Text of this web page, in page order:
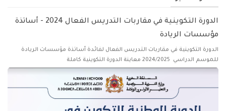
الدورة التكوينية في مقاربات التدريس الفعال 2024 - أساتذة
مؤسسات الريادة
الدورة التكوينية في مقاربات التدريس الفعال لفائدة أساتذة مؤسسات الريادة
للموسم الدراسي 2024/2025 معاينة الدورة التكوينية كاملة